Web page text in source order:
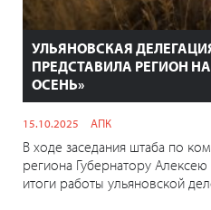
УЛЬЯНОВСКАЯ
ПРЕДСТАВИЛА РЕГИОН
ОСЕНЬ»
15.10.2025 АПК
В ходе заседания штаба по
региона Губернатору
итоги работы ульяновской